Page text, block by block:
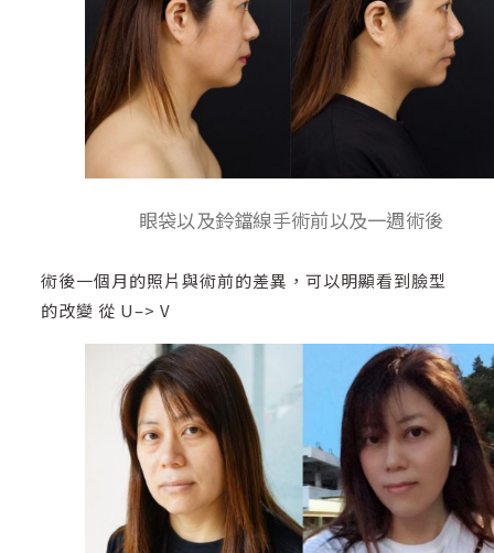
眼袋以及鈴鐺線手術前以及一週術後
術後一個月的照片與術前的差異，可以明顯看到臉型
的改變 從 U–> V